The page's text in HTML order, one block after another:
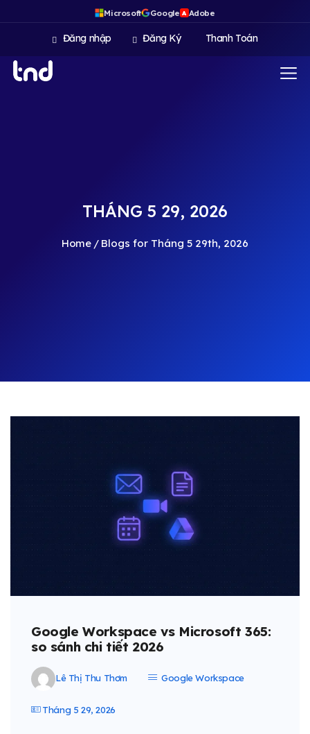
Microsoft Google A Adobe
Đăng nhập Đăng Ký Thanh Toán
THÁNG 5 29, 2026
Home Blogs for Tháng 5 29th, 2026
Google Workspace vs Microsoft 365:
so sánh chi tiết 2026
Lê Thị Thu Thơm Google Workspace
Tháng 5 29, 2026